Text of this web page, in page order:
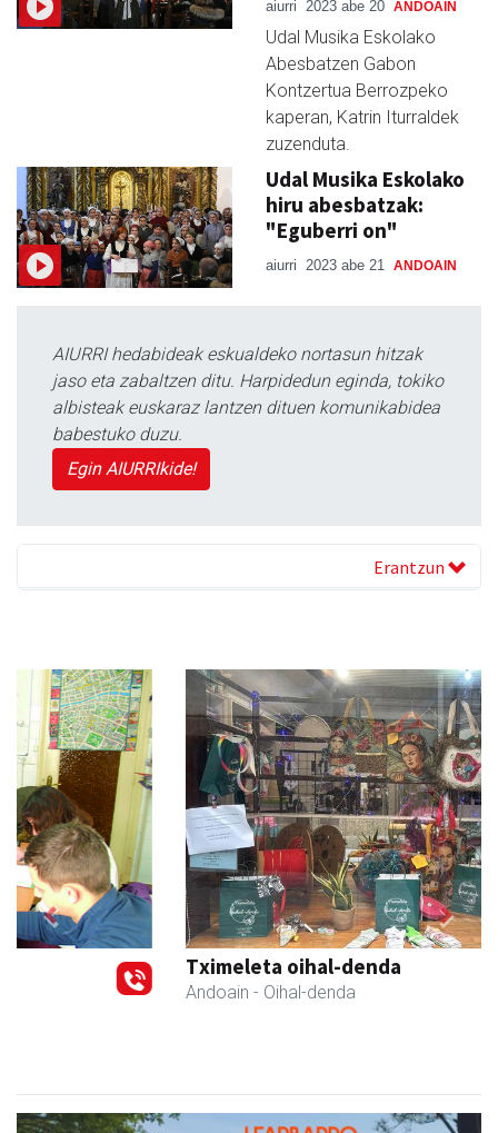
aiurri 2023 abe 20 ANDOAIN
Udal Musika Eskolako
Abesbatzen Gabon
Kontzertua Berrozpeko
kaperan, Katrin Iturraldek
zuzenduta.
Udal Musika Eskolako
hiru abesbatzak:
"Eguberri on"
aiurri 2023 abe 21 ANDOAIN
AIURRI hedabideak eskualdeko nortasun hitzak
jaso eta zabaltzen ditu. Harpidedun eginda, tokiko
albisteak euskaraz lantzen dituen komunikabidea
babestuko duzu.
Egin AIURRIkide!
Erantzun
Tximeleta oihal-denda
- Oihal-denda
Previous Next